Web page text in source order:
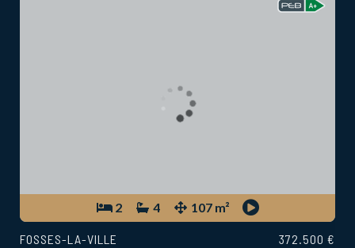
2 4 107 m²
FOSSES-LA-VILLE
372.500 €